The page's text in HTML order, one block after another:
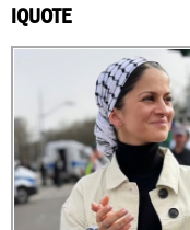
IQUOTE